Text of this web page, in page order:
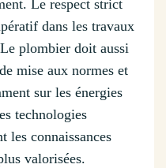
Le respect strict
dans les travaux
plombier doit aussi
mise aux normes et
sur les énergies
technologies
les connaissances
valorisées.